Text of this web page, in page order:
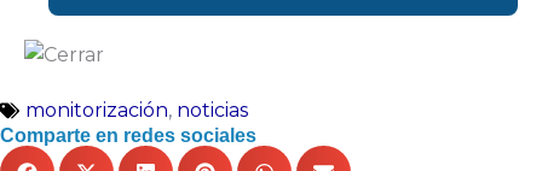
monitorización, noticias
Comparte en redes sociales